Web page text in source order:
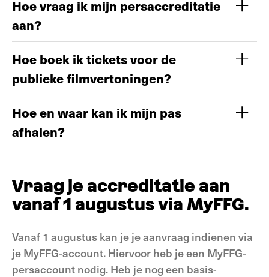
Hoe vraag ik mijn persaccreditatie
aan?
Hoe boek ik tickets voor de
publieke filmvertoningen?
Hoe en waar kan ik mijn pas
afhalen?
Vraag je accreditatie aan
vanaf 1 augustus via MyFFG.
Vanaf 1 augustus kan je je aanvraag indienen via
je MyFFG-account. Hiervoor heb je een MyFFG-
persaccount nodig. Heb je nog een basis-